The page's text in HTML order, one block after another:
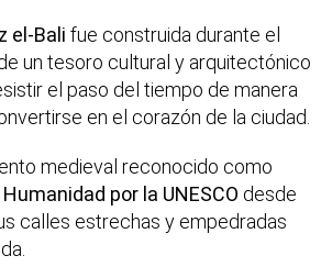
el-Bali fue construida durante el
un tesoro cultural y arquitectónico
el paso del tiempo de manera
en el corazón de la ciudad.
medieval reconocido como
por la UNESCO desde
calles estrechas y empedradas